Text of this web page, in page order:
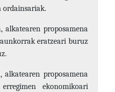
ordainsariak.
alkatearen proposamena
eratzeari buruz
alkatearen proposamena
ekonomikoari